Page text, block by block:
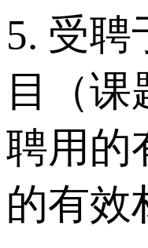
5. 受
目（
聘用的
的有效